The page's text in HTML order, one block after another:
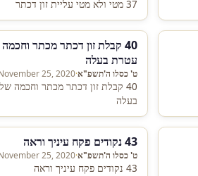
37 מטי ולא מטי עליית זון דכתר
40 קבלת זון דכתר מכתר
עטרת בעלה
ט' כסלו ה'תשפ"א·
25, 2020
40 קבלת זון דכתר מכתר
בעלה
43 נקודים פקח עיניך וראה
ט' כסלו ה'תשפ"א·
25, 2020
43 נקודים פקח עיניך וראה